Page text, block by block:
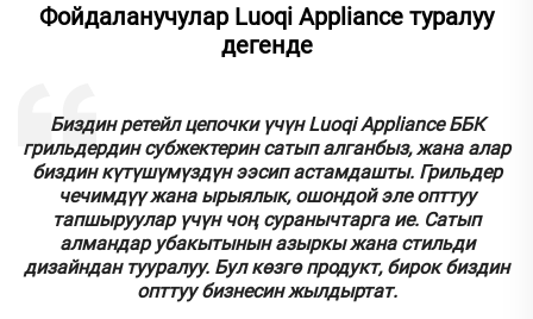
Фойдаланучулар Luoqi Appliance туралуу
дегенде
Биздин ретейл цепочки үчүн Luoqi Appliance ББК
грильдердин субжектерин сатып алганбыз, жана алар
биздин күтүшүмүздүн ээсип астамдашты. Грильдер
чечимдүү жана ырыялык, ошондой эле опттуу
тапшыруулар үчүн чоң суранычтарга ие. Сатып
алмандар убакытынын азыркы жана стильди
дизайндан тууралуу. Бул көзгө продукт, бирок биздин
опттуу бизнесин жылдыртат.